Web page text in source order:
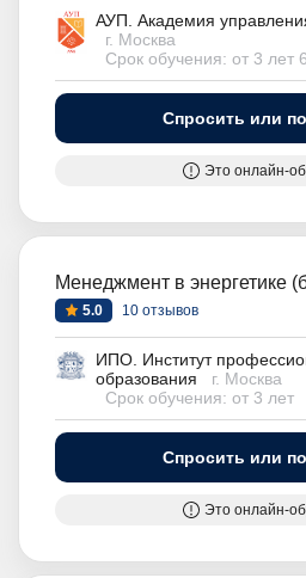
АУП. Академия
г. Москва
Срок обучения: от 3 лет
Спросить или
Это онлайн-
Менеджмент в энергетике
5.0 10 отзывов
ИПО. Институт
образования
г. Москва
Срок обучения: от 3 лет
Спросить или
Это онлайн-